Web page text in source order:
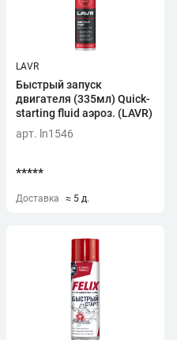
LAVR
Быстрый запуск
двигателя (335мл) Quick-
starting fluid аэроз. (LAVR)
арт. ln1546
*****
Доставка ≈ 5 д.